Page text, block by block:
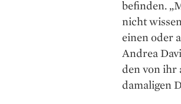
befinden.
nicht
einen oder
Andrea
den von ihr
damaligen